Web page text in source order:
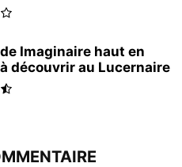
Imaginaire haut en
découvrir au Lucernaire